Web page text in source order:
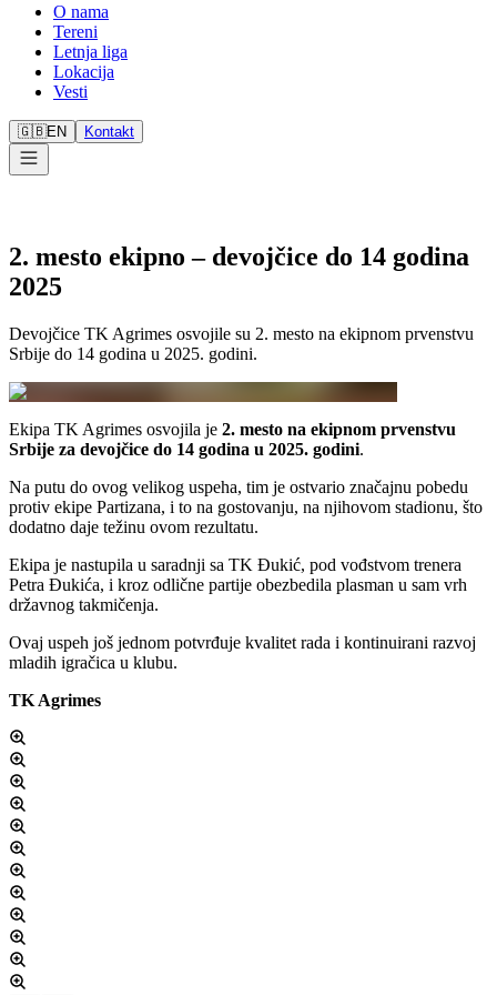
O nama
Tereni
Letnja liga
Lokacija
Vesti
🇬🇧EN Kontakt
2. mesto ekipno – devojčice do 14 godina
2025
Devojčice TK Agrimes osvojile su 2. mesto na ekipnom prvenstvu
Srbije do 14 godina u 2025. godini.
Ekipa TK Agrimes osvojila je 2. mesto na ekipnom prvenstvu
Srbije za devojčice do 14 godina u 2025. godini.
Na putu do ovog velikog uspeha, tim je ostvario značajnu pobedu
protiv ekipe Partizana, i to na gostovanju, na njihovom stadionu, što
dodatno daje težinu ovom rezultatu.
Ekipa je nastupila u saradnji sa TK Đukić, pod vođstvom trenera
Petra Đukića, i kroz odlične partije obezbedila plasman u sam vrh
državnog takmičenja.
Ovaj uspeh još jednom potvrđuje kvalitet rada i kontinuirani razvoj
mladih igračica u klubu.
TK Agrimes